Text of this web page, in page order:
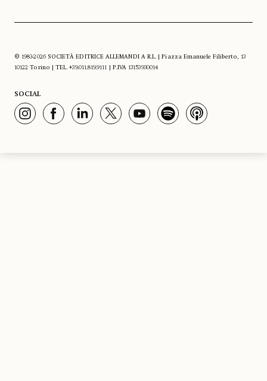
© 1983-2026 SOCIETÀ EDITRICE ALLEMANDI A R.L. | Piazza Emanuele Filiberto, 13
10122 Torino | TEL. +39.011.819.9111 | P.IVA 13153930014
SOCIAL